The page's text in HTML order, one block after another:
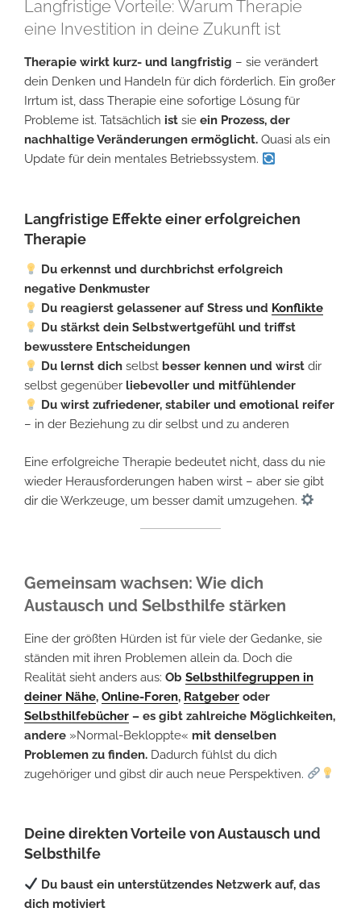
Langfristige Vorteile: Warum Therapie
eine Investition in deine Zukunft ist
Therapie wirkt kurz- und langfristig – sie verändert
dein Denken und Handeln für dich förderlich. Ein großer
Irrtum ist, dass Therapie eine sofortige Lösung für
Probleme ist. Tatsächlich ist sie ein Prozess, der
nachhaltige Veränderungen ermöglicht. Quasi als ein
Update für dein mentales Betriebssystem.
Langfristige Effekte einer erfolgreichen
Therapie
Du erkennst und durchbrichst erfolgreich
negative Denkmuster
Du reagierst gelassener auf Stress und Konflikte
Du stärkst dein Selbstwertgefühl und triffst
bewusstere Entscheidungen
Du lernst dichselbst besser kennen und wirst dir
selbst gegenüber liebevoller und mitfühlender
Du wirst zufriedener, stabiler und emotional reifer
– in der Beziehung zu dir selbst und zu anderen
Eine erfolgreiche Therapie bedeutet nicht, dass du nie
wieder Herausforderungen haben wirst – aber sie gibt
dir die Werkzeuge, um besser damit umzugehen.
Gemeinsam wachsen: Wie dich
Austausch und Selbsthilfe stärken
Eine der größten Hürden ist für viele der Gedanke, sie
ständen mit ihren Problemen allein da. Doch die
Realität sieht anders aus: Ob Selbsthilfegruppen in
deiner Nähe, Online-Foren, Ratgeber oder
Selbsthilfebücher – es gibt zahlreiche Möglichkeiten,
andere »Normal-Bekloppte« mit denselben
Problemen zu finden. Dadurch fühlst du dich
zugehöriger und gibst dir auch neue Perspektiven.
Deine direkten Vorteile von Austausch und
Selbsthilfe
Du baust ein unterstützendes Netzwerk auf, das
dich motiviert